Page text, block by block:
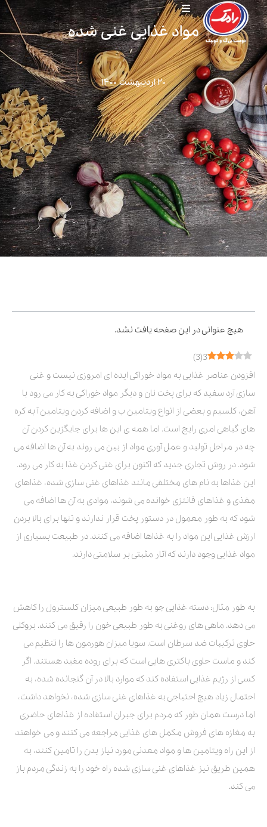
مواد غذایی غنی شده
۲۰ اردیبهشت ۱۴۰۰
هیچ عنوانی در این صفحه یافت نشد.
3
(
3
)
افزودن عناصر غذایی به مواد خوراکی ایده ای امروزی نیست و غنی
سازی آرد سفید که برای پخت نان و دیگر مواد خوراکی به کار می رود با
آهن، کلسیم و بعضی از انواع ویتامین ب و اضافه کردن ویتامین آ به کره
های گیاهی امری رایج است. اما همه ی این ها برای جایگزین کردن آن
چه در مراحل تولید و عمل آوری مواد از بین می روند به آن ها اضافه می
شود. در روش تجاری جدید که اکنون برای غنی کردن غذا به کار می رود.
این غذاها به نام های مختلفی مانند غذاهای غنی سازی شده، غذاهای
مغذی و غذاهای فانتزی خوانده می شوند، موادی به آن ها اضافه می
شود که به طور معمول در دستور پخت قرار ندارند و تنها برای بالا بردن
ارزش غذایی این مواد را به غذاها اضافه می کنند. در طبیعت بسیاری از
مواد غذایی وجود دارند که آثار مثبتی بر سلامتی دارند.
به طور مثال: دسته غذایی جو به طور طبیعی میزان کلسترول را کاهش
می دهد. ماهی های روغنی به طور طبیعی خون را رقیق می کنند. بروکلی
حاوی ترکیبات ضد سرطان است. سویا میزان هورمون ها را تنظیم می
کند و ماست حاوی باکتری هایی است که برای روده مفید هستند. اگر
کسی از رژیم غذایی استفاده کند که موارد بالا در آن گنجانده شده، به
احتمال زیاد هیچ احتیاجی به غذاهای غنی سازی شده، نخواهد داشت،
اما درست همان طور که مردم برای جبران استفاده از غذاهای حاضری
به مغازه های فروش مکمل های غذایی مراجعه می کنند و می خواهند
از این راه ویتامین ها و مواد معدنی مورد نیاز بدن را تامین کنند، به
همین طریق نیز غذاهای غنی سازی شده راه خود را به زندگی مردم باز
می کند.